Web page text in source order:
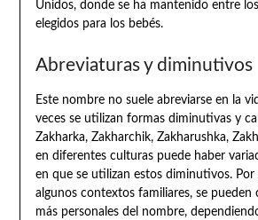
Unidos, donde se ha mantenido entre
elegidos para los bebés.
Abreviaturas y diminutivos
Este nombre no suele abreviarse en la
veces se utilizan formas diminutivas y
Zakharka, Zakharchik, Zakharushka,
en diferentes culturas puede haber
en que se utilizan estos diminutivos. Por
algunos contextos familiares, se pueden
más personales del nombre,